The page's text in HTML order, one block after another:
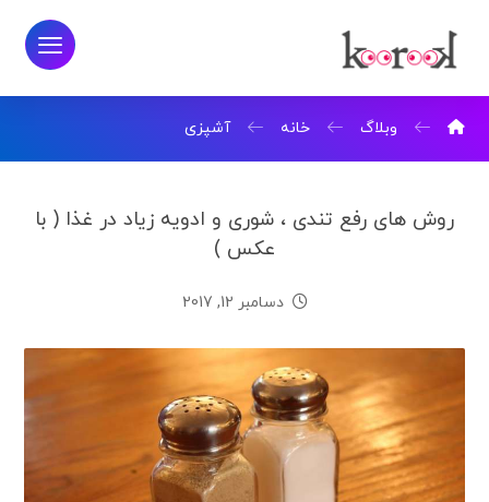
وبلاگ خانه آشپزی
روش های رفع تندی ، شوری و ادویه زیاد در غذا ( با
عکس )
دسامبر 12, 2017